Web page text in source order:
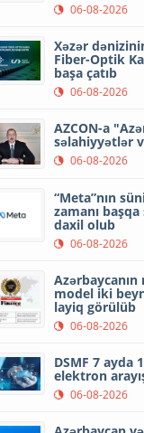
06-08-2026
Xəzər
Fiber-Optik
başa çatıb
06-08-2026
AZCON-a
səlahiyyətlər
06-08-2026
“Meta”nın
zamanı
daxil olub
06-08-2026
model iki
layiq görülüb
06-08-2026
DSMF 7 ayda
elektron
06-08-2026